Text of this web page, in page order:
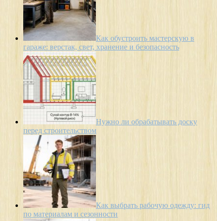
Как обустроить мастерскую в
гараже: верстак, свет, хранение и безопасность
Нужно ли обрабатывать доску
перед строительством
Как выбрать рабочую одежду: гид
по материалам и сезонности